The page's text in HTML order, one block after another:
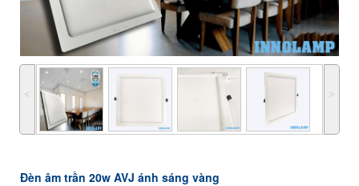
˂ ˃
Đèn âm trần 20w AVJ ánh sáng vàng